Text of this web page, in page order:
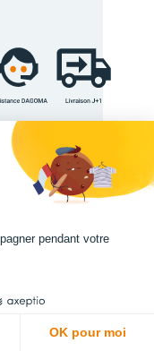
au service de vos
pendant votre
OK pour moi